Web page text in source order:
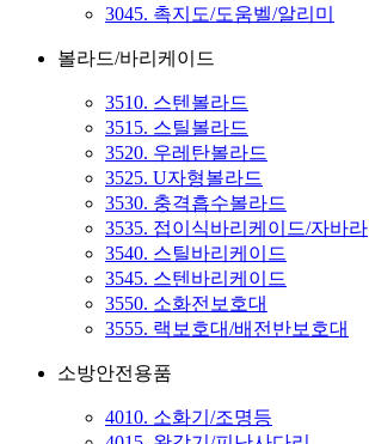
3045. 촉지도/도움벨/알리미
볼라드/바리케이드
3510. 스텐볼라드
3515. 스틸볼라드
3520. 우레탄볼라드
3525. U자형볼라드
3530. 충격흡수볼라드
3535. 접이식바리케이드/자바라
3540. 스틸바리케이드
3545. 스텐바리케이드
3550. 소화전보호대
3555. 랙보호대/배전반보호대
소방안전용품
4010. 소화기/조명등